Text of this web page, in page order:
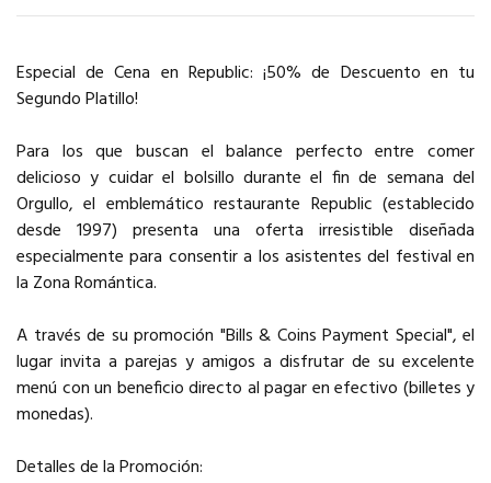
Especial de Cena en Republic: ¡50% de Descuento en tu
Segundo Platillo!
Para los que buscan el balance perfecto entre comer
delicioso y cuidar el bolsillo durante el fin de semana del
Orgullo, el emblemático restaurante Republic (establecido
desde 1997) presenta una oferta irresistible diseñada
especialmente para consentir a los asistentes del festival en
la Zona Romántica.
A través de su promoción "Bills & Coins Payment Special", el
lugar invita a parejas y amigos a disfrutar de su excelente
menú con un beneficio directo al pagar en efectivo (billetes y
monedas).
Detalles de la Promoción: